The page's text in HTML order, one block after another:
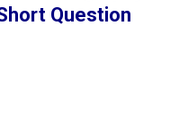
Question